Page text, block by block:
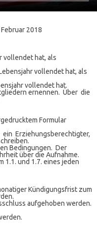
2018
vollendet hat, als
vollendet hat, als
vollendet hat.
ernennen. Über die
Formular
Erziehungsberechtigter,
Bedingungen. Der
über die Aufnahme.
1.1. und 1.7. eines jeden
Kündigungsfrist zum
aufgehoben werden.